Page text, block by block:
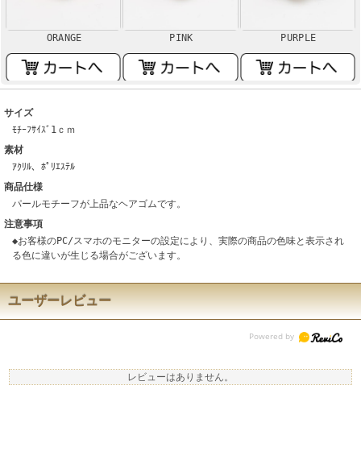
ORANGE PINK PURPLE
サイズ
ﾓﾁｰﾌｻｲｽﾞ1ｃｍ
素材
ｱｸﾘﾙ、ﾎﾟﾘｴｽﾃﾙ
商品仕様
パールモチーフが上品なヘアゴムです。
注意事項
◆お客様のPC/スマホのモニターの設定により、実際の商品の色味と表示され
る色に違いが生じる場合がございます。
ユーザーレビュー
レビューはありません。